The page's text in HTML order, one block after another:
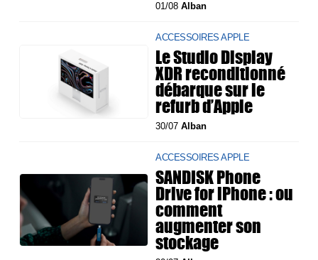
01/08Alban
ACCESSOIRES APPLE
Le Studio Display
XDR reconditionné
débarque sur le
refurb d’Apple
30/07Alban
ACCESSOIRES APPLE
SANDISK Phone
Drive for iPhone : ou
comment
augmenter son
stockage